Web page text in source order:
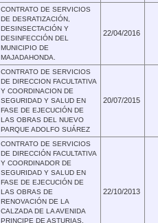
CONTRATO DE SERVICIOS
DE DESRATIZACIÓN,
DESINSECTACIÓN Y
DESINFECCIÓN DEL
MUNICIPIO DE
MAJADAHONDA.
22/04/2016
CONTRATO DE SERVICIOS
DE DIRECCION FACULTATIVA
Y COORDINACION DE
SEGURIDAD Y SALUD EN
FASE DE EJECUCIÓN DE
LAS OBRAS DEL NUEVO
PARQUE ADOLFO SUÁREZ
20/07/2015
CONTRATO DE SERVICIOS
DE DIRECCIÓN FACULTATIVA
Y COORDINADOR DE
SEGURIDAD Y SALUD EN
FASE DE EJECUCIÓN DE
LAS OBRAS DE
RENOVACIÓN DE LA
CALZADA DE LA AVENIDA
PRINCIPE DE ASTURIAS,
22/10/2013